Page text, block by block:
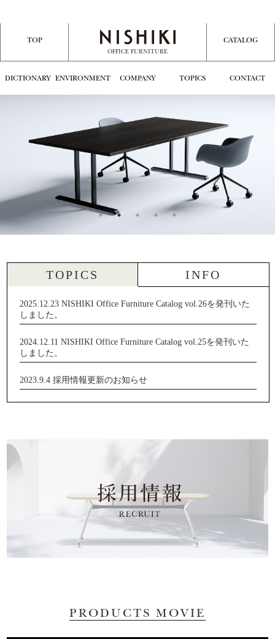
TOP
OFFICE FURNITURE
CATALOG
DICTIONARY ENVIRONMENT COMPANY TOPICS CONTACT
TOPICS INFO
2025.12.23 NISHIKI Office Furniture Catalog vol.26を発刊いた
しました。
2024.12.11 NISHIKI Office Furniture Catalog vol.25を発刊いた
しました。
2023.9.4 採用情報更新のお知らせ
PRODUCTS MOVIE